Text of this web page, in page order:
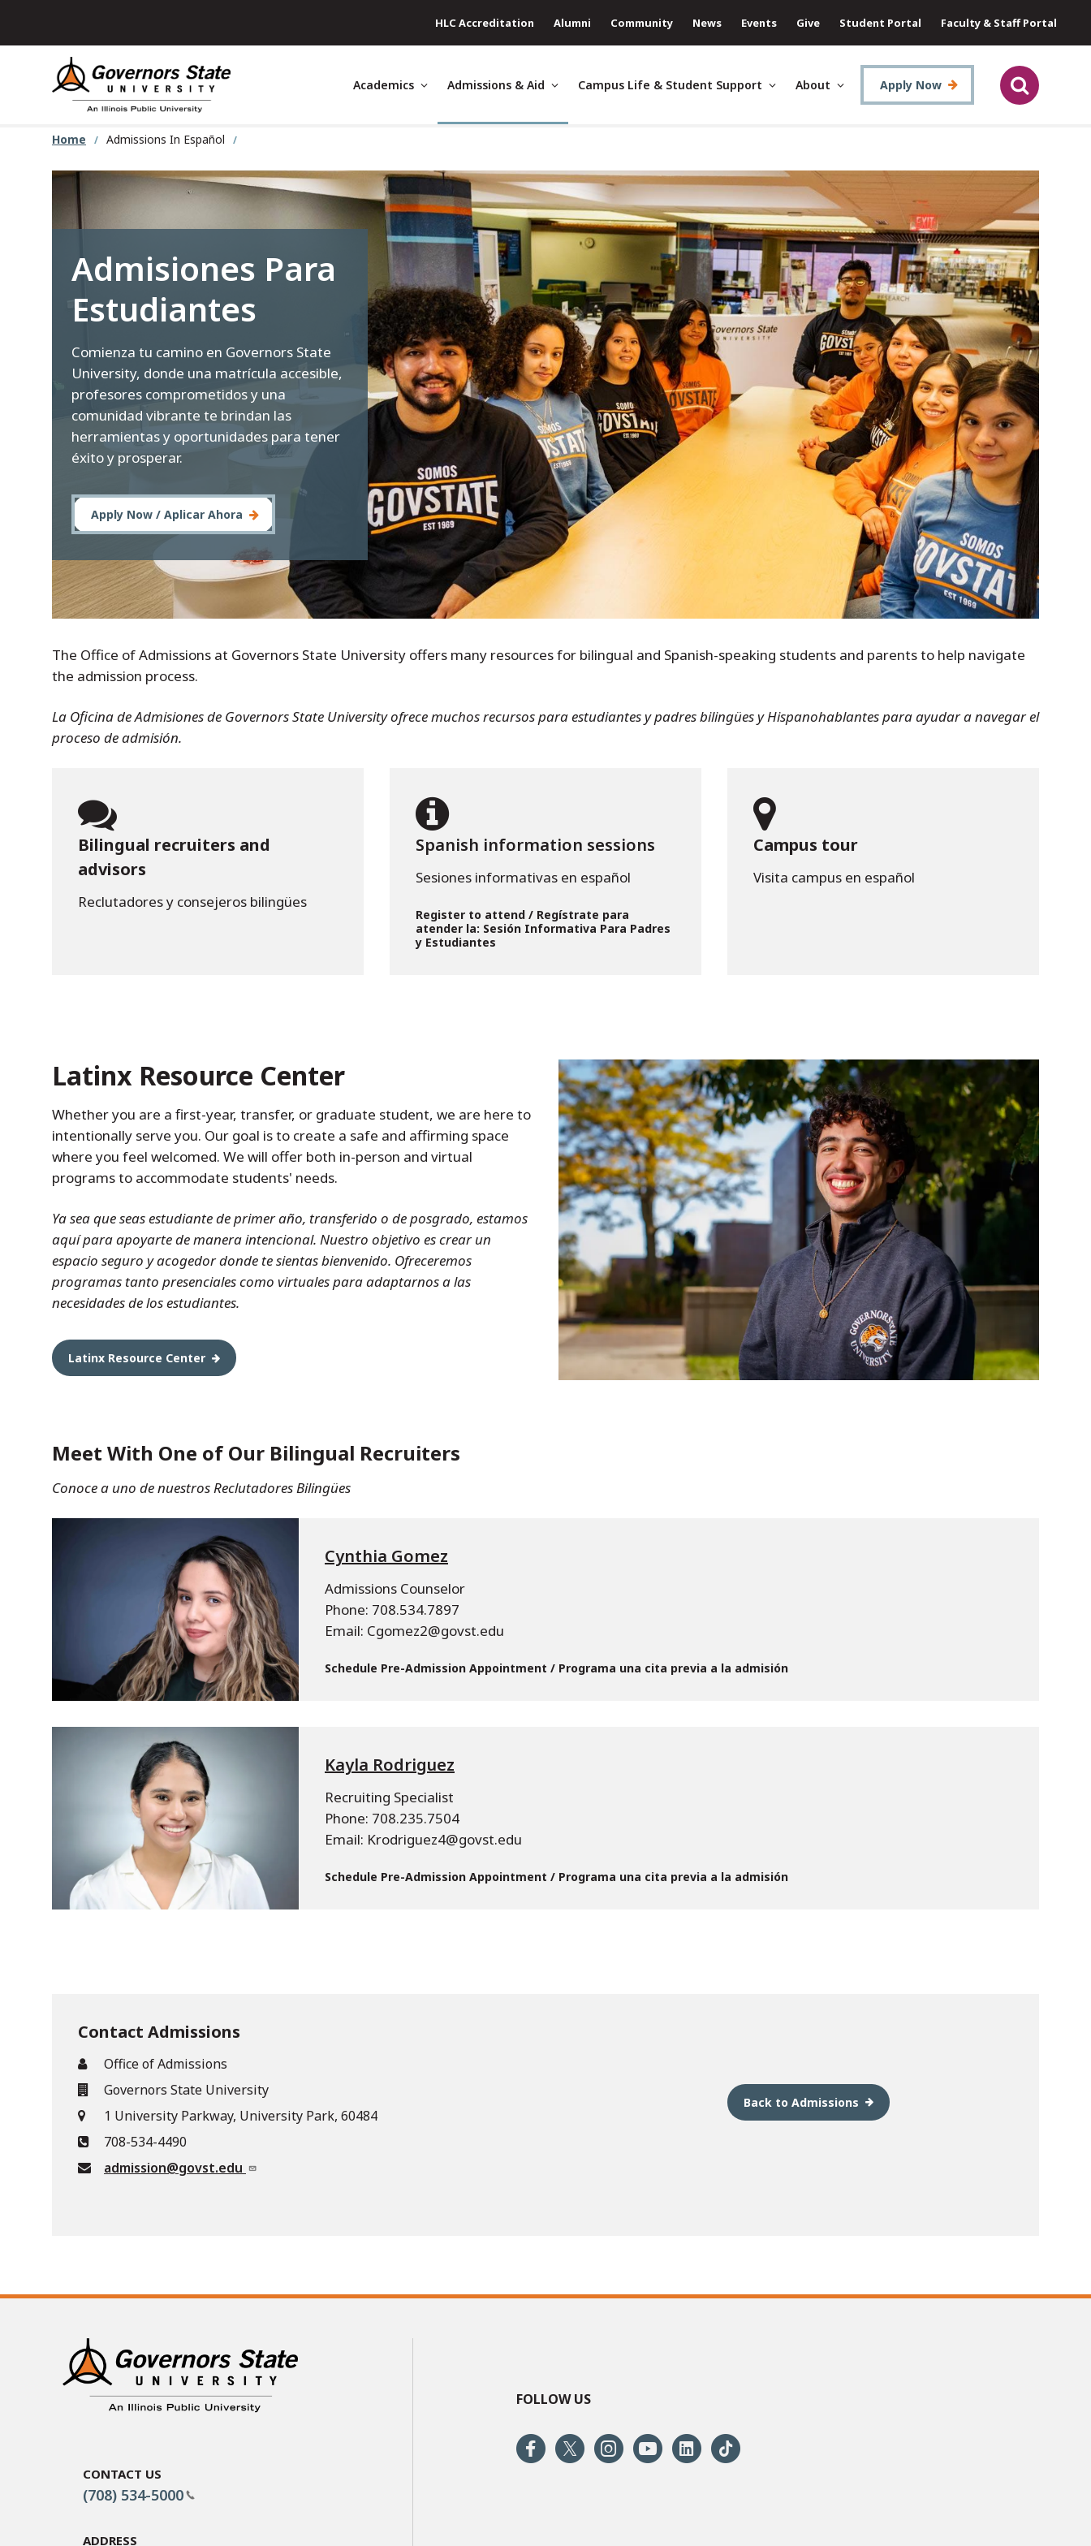
content
HLC Accreditation Alumni Community News Events Give Student Portal Faculty & Staff Portal
Academics Admissions & Aid Campus Life & Student Support About Apply Now
Home Admissions In Español
Admisiones Para
Estudiantes
Comienza tu camino en Governors State
University, donde una matrícula accesible,
profesores comprometidos y una
comunidad vibrante te brindan las
herramientas y oportunidades para tener
éxito y prosperar.
Apply Now / Aplicar Ahora
The Office of Admissions at Governors State University offers many resources for bilingual and Spanish-speaking students and parents to help navigate
the admission process.
La Oficina de Admisiones de Governors State University ofrece muchos recursos para estudiantes y padres bilingües y Hispanohablantes para ayudar a navegar el
proceso de admisión.
Bilingual recruiters and
advisors
Reclutadores y consejeros bilingües
Spanish information sessions
Sesiones informativas en español
Register to attend / Regístrate para
atender la: Sesión Informativa Para Padres
y Estudiantes
Campus tour
Visita campus en español
Latinx Resource Center
Whether you are a first-year, transfer, or graduate student, we are here to
intentionally serve you. Our goal is to create a safe and affirming space
where you feel welcomed. We will offer both in-person and virtual
programs to accommodate students' needs.
Ya sea que seas estudiante de primer año, transferido o de posgrado, estamos
aquí para apoyarte de manera intencional. Nuestro objetivo es crear un
espacio seguro y acogedor donde te sientas bienvenido. Ofreceremos
programas tanto presenciales como virtuales para adaptarnos a las
necesidades de los estudiantes.
Latinx Resource Center
Meet With One of Our Bilingual Recruiters
Conoce a uno de nuestros Reclutadores Bilingües
Cynthia Gomez
Admissions Counselor
Phone: 708.534.7897
Email: Cgomez2@govst.edu
Schedule Pre-Admission Appointment / Programa una cita previa a la admisión
Kayla Rodriguez
Recruiting Specialist
Phone: 708.235.7504
Email: Krodriguez4@govst.edu
Schedule Pre-Admission Appointment / Programa una cita previa a la admisión
Contact Admissions
Office of Admissions
Governors State University
1 University Parkway, University Park, 60484
708-534-4490
admission@govst.edu
Back to Admissions
Contact Us
(708) 534-5000
Address
FOLLOW US